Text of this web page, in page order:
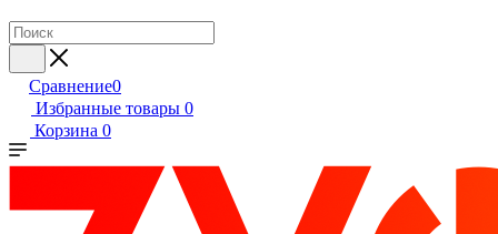
Сравнение0
Избранные товары 0
Корзина 0